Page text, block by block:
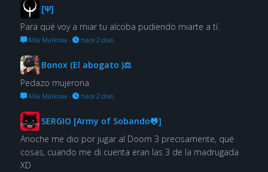
[Ψ]
Para qué voy a miar tu alcoba pudiendo miarte a tí.
Mia Malkova · hace 2 días
Bonox (El abogato )⚖
Pedazo mujerona.
Mia Malkova · hace 2 días
SERGIO [Army of Sobando🐸]
Anoche me dio por jugar al Doom 3 precisamente, qué
cosas, cuando me di cuenta eran las 3 de la madrugada
XD